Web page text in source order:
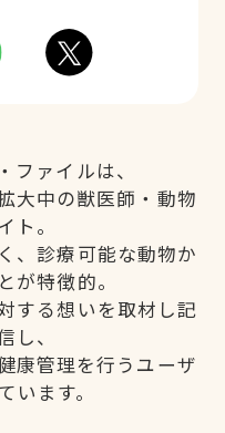
ファイルは、
大中の獣医師・動物
ト。
、診療可能な動物か
が特徴的。
する想いを取材し記
し、
康管理を行うユーザ
います。